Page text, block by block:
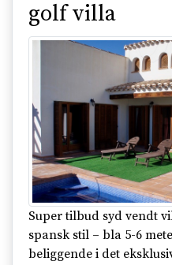
golf villa
Super tilbud syd vendt
spansk stil – bla 5-6
beliggende i det